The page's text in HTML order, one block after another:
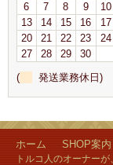
6
7 8 9 10
13
14 15 16 17
20
21 22 23 24
27
28 29
30
(
発送業務休日)
ホーム SHOP案内
トルコ人のオーナー